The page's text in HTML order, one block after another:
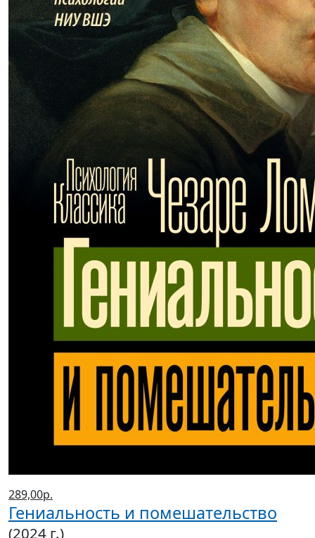
289,00р.
Гениальность и помешательство
(2024 г.)